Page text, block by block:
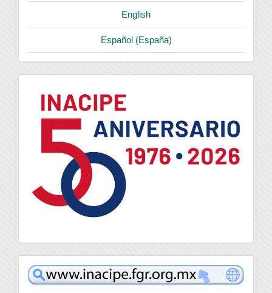
English
Español (España)
logo
inacipe